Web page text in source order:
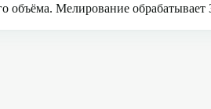
Мелирование обрабатывает